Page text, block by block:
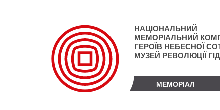
НАЦІОНАЛЬНИЙ
МЕМОРІАЛЬНИЙ
ГЕРОЇВ НЕБЕСНОЇ
МУЗЕЙ РЕВОЛЮЦІЇ
МЕМОРІАЛ